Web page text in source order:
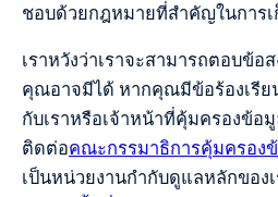
ชอบด้วยกฎหมายที่สำคัญในการเ
เราหวังว่าเราจะสามารถตอบข้อ
คุณอาจมีได้ หากคุณมีข้อร้องเรีย
กับเราหรือเจ้าหน้าที่คุ้มครองข้อ
ติดต่อคณะกรรมาธิการคุ้มครอง
เป็นหน่วยงานกำกับดูแลหลักของ